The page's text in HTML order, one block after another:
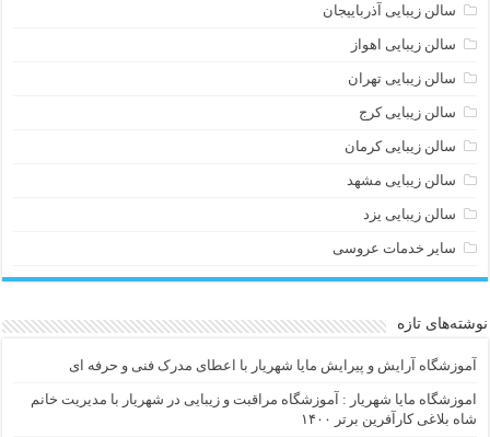
سالن زیبایی آذرباییجان
سالن زیبایی اهواز
سالن زیبایی تهران
سالن زیبایی کرج
سالن زیبایی کرمان
سالن زیبایی مشهد
سالن زیبایی یزد
سایر خدمات عروسی
نوشته‌های تازه
آموزشگاه آرایش و پیرایش مایا شهریار با اعطای مدرک فنی و حرفه ای
اموزشگاه مایا شهریار : آموزشگاه مراقبت و زیبایی در شهریار با مدیریت خانم
شاه بلاغی کارآفرین برتر ۱۴۰۰